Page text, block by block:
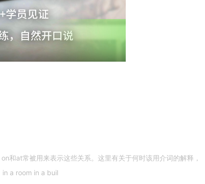
和at常被用来表示这些关系。这里有关于何时该用介词的解释，
in a room in a buil